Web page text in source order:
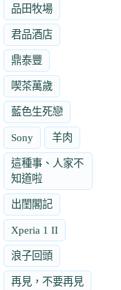
品田牧場
君品酒店
鼎泰豐
喫茶萬歲
藍色生死戀
Sony 羊肉
這種事、人家不
知道啦
出閨閣記
Xperia 1 II
浪子回頭
再見，不要再見